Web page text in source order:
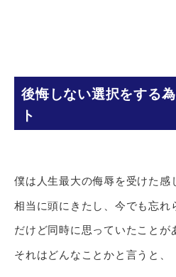
後悔しない選択をする
ト
僕は人生最大の侮辱を受けた感
相当に頭にきたし、今でも忘れ
だけど同時に思っていたことが
それはどんなことかと言うと、